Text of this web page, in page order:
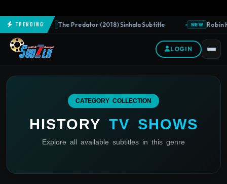
TrendingNEW The Predator (2018) Sinhala Subtitle NEW Robin
LOGIN
CATEGORY COLLECTION
HISTORY TV SHOWS
Explore all available subtitles in this genre